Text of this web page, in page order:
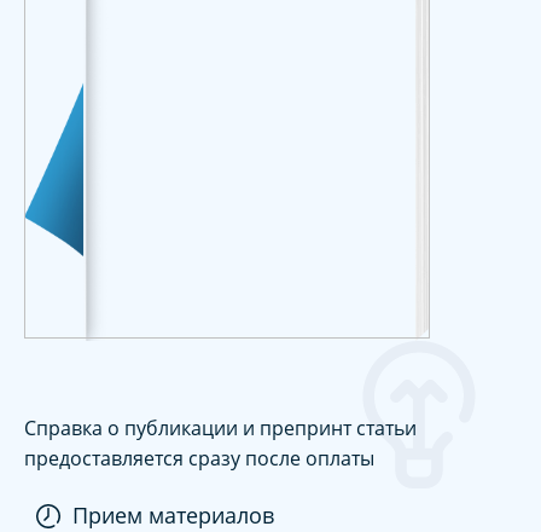
Справка о публикации и препринт статьи
предоставляется сразу после оплаты
Прием материалов